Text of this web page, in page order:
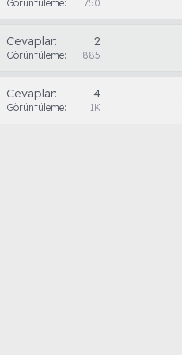
Görüntüleme 750
Cevaplar 2
Görüntüleme 885
Cevaplar 4
Görüntüleme 1K